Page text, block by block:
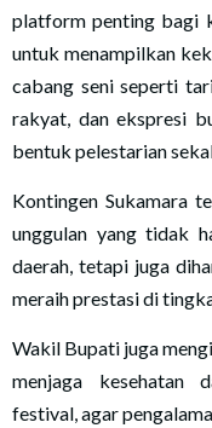
platform penting bagi
untuk menampilkan
cabang seni seperti
rakyat, dan ekspresi
bentuk pelestarian
Kontingen Sukamara
unggulan yang tidak
daerah, tetapi juga
meraih prestasi di
Wakil Bupati juga
menjaga kesehatan
festival, agar